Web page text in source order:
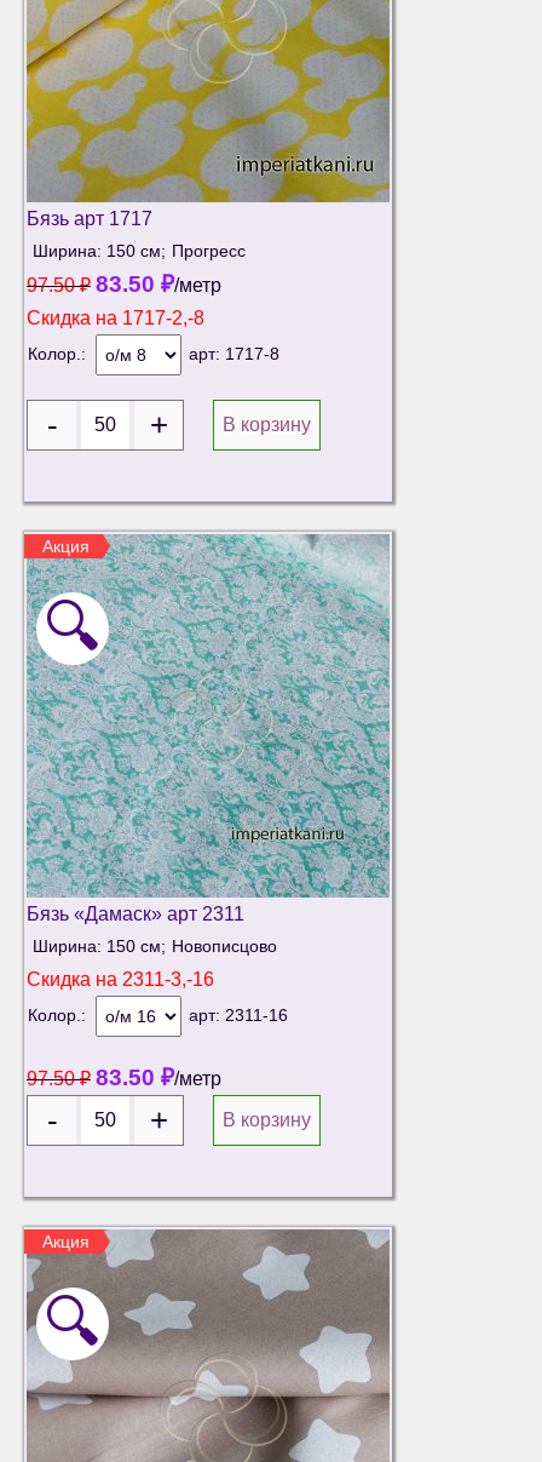
Бязь арт 1717
Ширина: 150 см; Прогресс
97.50₽ 83.50 ₽/метр
Скидка на 1717-2,-8
Колор.: арт: 1717-8
В корзину
Акция
🔍
Бязь «Дамаск» арт 2311
Ширина: 150 см; Новописцово
Скидка на 2311-3,-16
Колор.: арт: 2311-16
97.50₽ 83.50 ₽/метр
В корзину
Акция
🔍